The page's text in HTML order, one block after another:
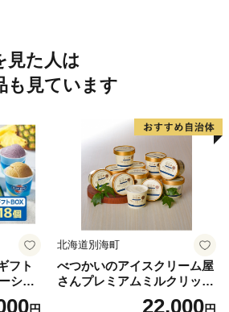
見た人は
も見ています
フト
シー
アイ
円
北海道別海町
べつかいのアイスクリーム屋
さんプレミアムミルクリッチ
12個（AP-01）（ 北海道アイ
22,000円